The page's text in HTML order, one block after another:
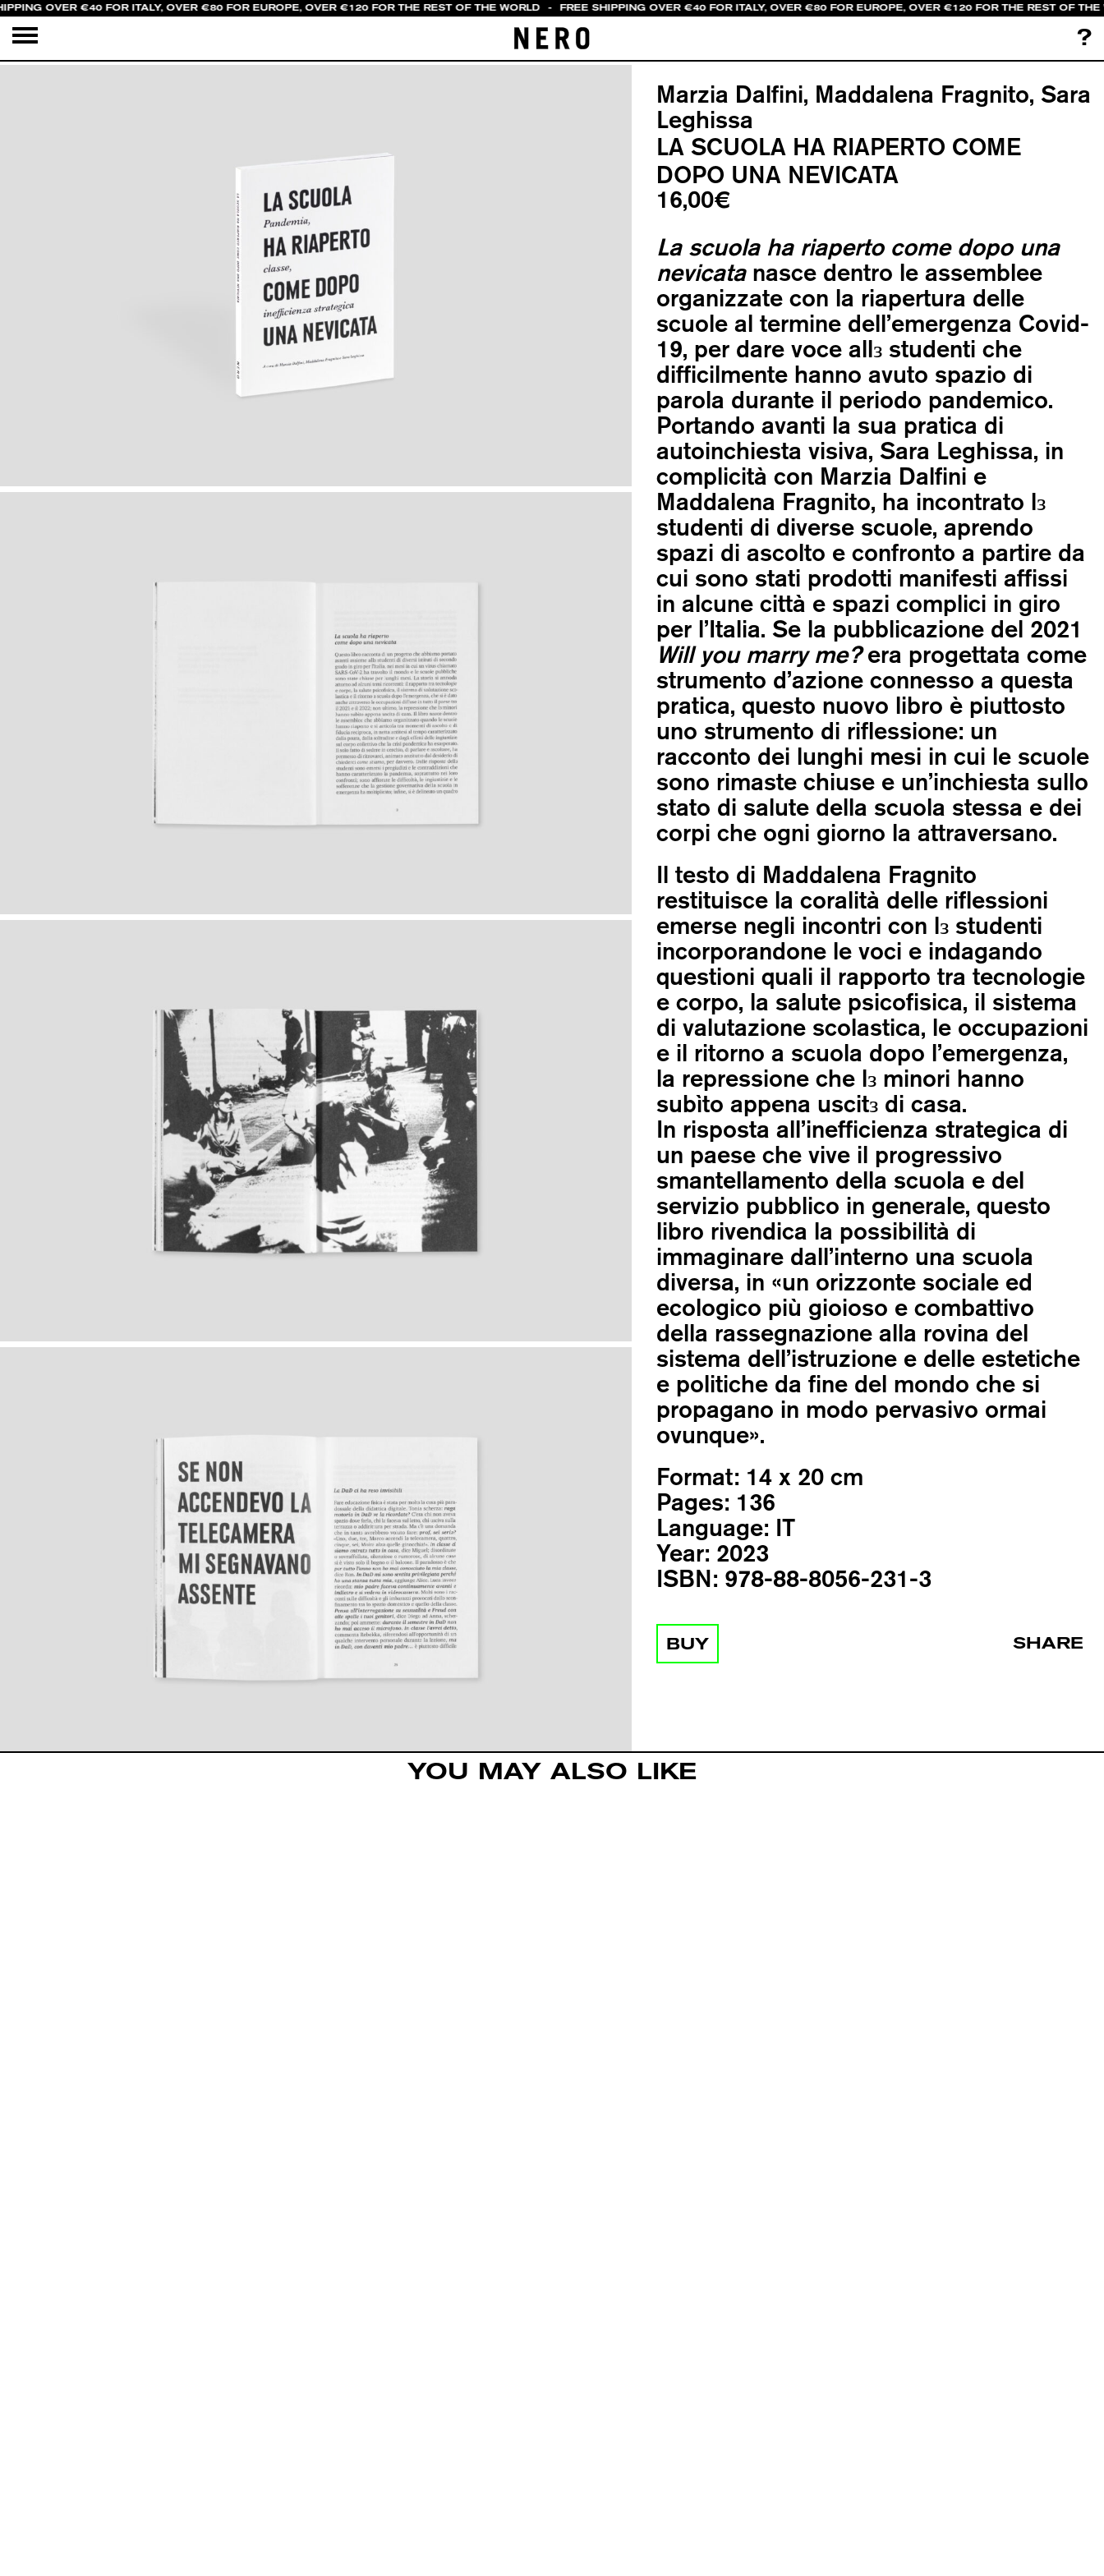
OVER €40 FOR ITALY, OVER €80 FOR EUROPE, OVER €120 FOR THE REST OF THE WORLD FREE SHIPPING OVER €40 FOR ITALY, OVER €80 FOR EUROPE, OVER €120 FOR THE REST OF THE
?
Marzia Dalfini, Maddalena Fragnito, Sara
Leghissa
LA SCUOLA HA RIAPERTO COME
DOPO UNA NEVICATA
16,00€
La scuola ha riaperto come dopo una
nevicatanasce dentro le assemblee
organizzate con la riapertura delle
scuole al termine dell’emergenza Covid-
19, per dare voce allз studenti che
difficilmente hanno avuto spazio di
parola durante il periodo pandemico.
Portando avanti la sua pratica di
autoinchiesta visiva, Sara Leghissa, in
complicità con Marzia Dalfini e
Maddalena Fragnito, ha incontrato lз
studenti di diverse scuole, aprendo
spazi di ascolto e confronto a partire da
cui sono stati prodotti manifesti affissi
in alcune città e spazi complici in giro
per l’Italia. Se la pubblicazione del 2021
Will you marry me?era progettata come
strumento d’azione connesso a questa
pratica, questo nuovo libro è piuttosto
uno strumento di riflessione: un
racconto dei lunghi mesi in cui le scuole
sono rimaste chiuse e un’inchiesta sullo
stato di salute della scuola stessa e dei
corpi che ogni giorno la attraversano.
Il testo di Maddalena Fragnito
restituisce la coralità delle riflessioni
emerse negli incontri con lз studenti
incorporandone le voci e indagando
questioni quali il rapporto tra tecnologie
e corpo, la salute psicofisica, il sistema
di valutazione scolastica, le occupazioni
e il ritorno a scuola dopo l’emergenza,
la repressione che lз minori hanno
subìto appena uscitз di casa.
In risposta all’inefficienza strategica di
un paese che vive il progressivo
smantellamento della scuola e del
servizio pubblico in generale, questo
libro rivendica la possibilità di
immaginare dall’interno una scuola
diversa, in «un orizzonte sociale ed
ecologico più gioioso e combattivo
della rassegnazione alla rovina del
sistema dell’istruzione e delle estetiche
e politiche da fine del mondo che si
propagano in modo pervasivo ormai
ovunque».
Format: 14 x 20 cm
Pages: 136
Language: IT
Year: 2023
ISBN: 978-88-8056-231-3
BUY SHARE
YOU MAY ALSO LIKE